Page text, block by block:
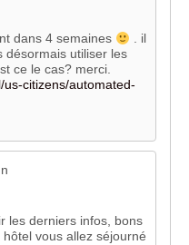
dans 4 semaines
. il
désormais utiliser les
ce le cas? merci.
us-citizens/automated-
les derniers infos, bons
vous allez séjourné